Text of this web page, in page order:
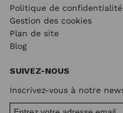
Politique de confidentialité
Gestion des cookies
Plan de site
Blog
SUIVEZ-NOUS
Inscrivez-vous à notre